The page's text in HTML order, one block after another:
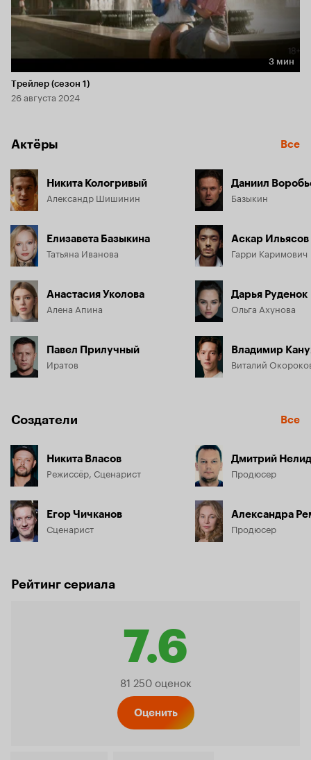
Длительность 3 мин
3 мин
Трейлер (сезон 1)
26 августа 2024
Актёры Все
Никита Кологривый
Александр Шишинин
Елизавета Базыкина
Татьяна Иванова
Анастасия Уколова
Алена Апина
Павел Прилучный
Иратов
Даниил
Базыкин
Аскар Ильясов
Гарри Каримович
Дарья Руденок
Ольга Ахунова
Владимир
Виталий
Создатели Все
Никита Власов
Режиссёр, Сценарист
Егор Чичканов
Сценарист
Дмитрий
Продюсер
Александра
Продюсер
Рейтинг сериала
7.6
Рейтинг
81 250 оценок
Оценить